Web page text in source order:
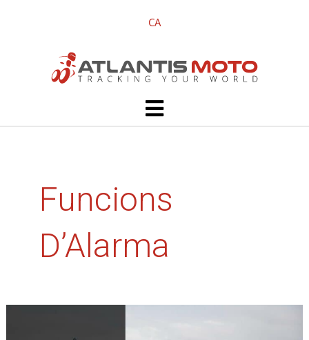
CA
Main
Menu
Funcions
D’Alarma